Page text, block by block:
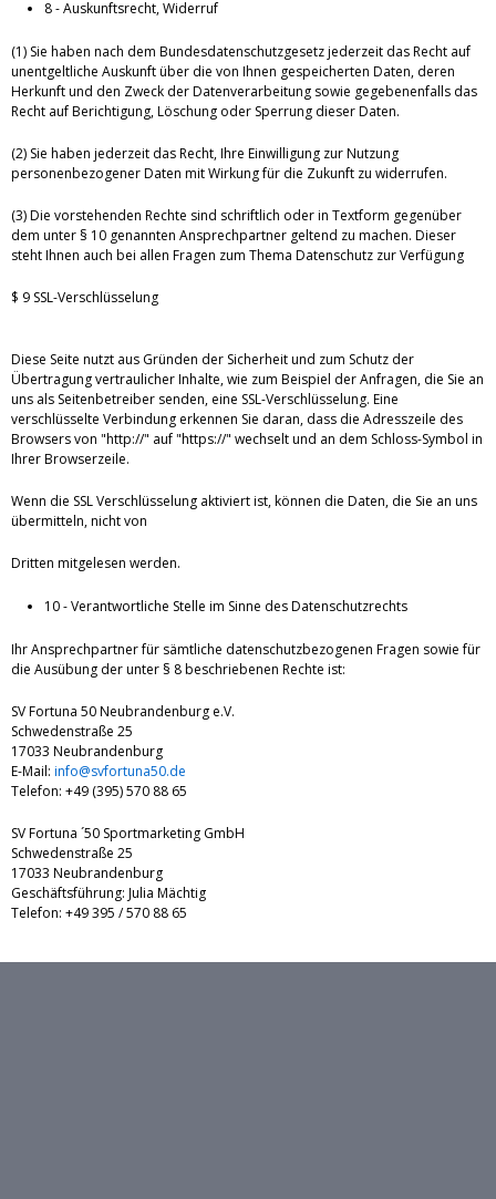
8 - Auskunftsrecht, Widerruf
(1) Sie haben nach dem Bundesdatenschutzgesetz jederzeit das Recht auf
unentgeltliche Auskunft über die von Ihnen gespeicherten Daten, deren
Herkunft und den Zweck der Datenverarbeitung sowie gegebenenfalls das
Recht auf Berichtigung, Löschung oder Sperrung dieser Daten.
(2) Sie haben jederzeit das Recht, Ihre Einwilligung zur Nutzung
personenbezogener Daten mit Wirkung für die Zukunft zu widerrufen.
(3) Die vorstehenden Rechte sind schriftlich oder in Textform gegenüber
dem unter § 10 genannten Ansprechpartner geltend zu machen. Dieser
steht Ihnen auch bei allen Fragen zum Thema Datenschutz zur Verfügung
$ 9 SSL-Verschlüsselung
Diese Seite nutzt aus Gründen der Sicherheit und zum Schutz der
Übertragung vertraulicher Inhalte, wie zum Beispiel der Anfragen, die Sie an
uns als Seitenbetreiber senden, eine SSL-Verschlüsselung. Eine
verschlüsselte Verbindung erkennen Sie daran, dass die Adresszeile des
Browsers von "http://" auf "https://" wechselt und an dem Schloss-Symbol in
Ihrer Browserzeile.
Wenn die SSL Verschlüsselung aktiviert ist, können die Daten, die Sie an uns
übermitteln, nicht von
Dritten mitgelesen werden.
10 - Verantwortliche Stelle im Sinne des Datenschutzrechts
Ihr Ansprechpartner für sämtliche datenschutzbezogenen Fragen sowie für
die Ausübung der unter § 8 beschriebenen Rechte ist:
SV Fortuna 50 Neubrandenburg e.V.
Schwedenstraße 25
17033 Neubrandenburg
E-Mail: info@svfortuna50.de
Telefon: +49 (395) 570 88 65
SV Fortuna ´50 Sportmarketing GmbH
Schwedenstraße 25
17033 Neubrandenburg
Geschäftsführung: Julia Mächtig
Telefon: +49 395 / 570 88 65